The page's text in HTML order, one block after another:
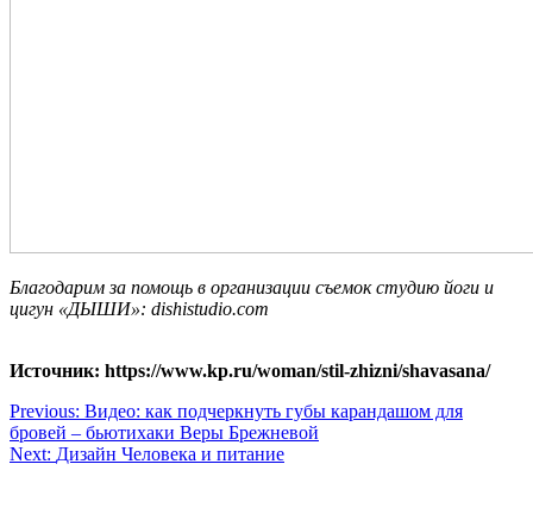
Благодарим за помощь в организации съемок студию йоги и
цигун «ДЫШИ»: dishistudio.com
Источник: https://www.kp.ru/woman/stil-zhizni/shavasana/
Навигация
по
Previous: Видео: как подчеркнуть губы карандашом для
бровей – бьютихаки Веры Брежневой
Next: Дизайн Человека и питание